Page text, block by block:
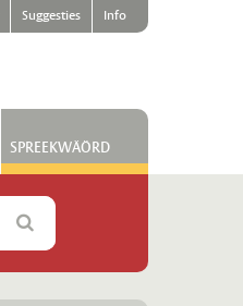
Suggesties Info
SPREEKWÄÖRD